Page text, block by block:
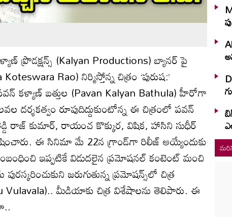
ప్రొడక్షన్స్ (Kalyan Productions) బ్యానర్‌ పై
Rao) నిర్మిస్తోన్న చిత్రం ‘పురుష:’
కళ్యాణ్‌ బత్తుల (Pavan Kalyan Bathula) హీరోగా
దర్శకత్వం రూపుదిద్దుకుంటోన్న ఈ చిత్రంలో పవన్
రాజ్ కుమార్, రాయంచ కొక్కుర, విషిక, హాసిని సుధీర్‌
ఈ సినిమా మే 22న గ్రాండ్‌గా రిలీజ్ అయ్యేందుకు
ఇప్పటికే విడుదలైన ప్రమోషనల్ కంటెంట్ మంచి
జరుగుతున్న ప్రమోషన్స్‌లో చిత్ర
Vulavala).. మీడియాకు చిత్ర విశేషాలను తెలిపారు. ఈ